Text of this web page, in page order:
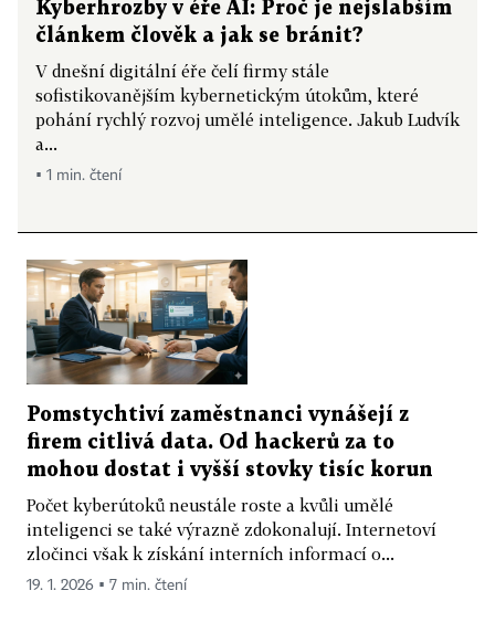
Kyberhrozby v éře AI: Proč je nejslabším
článkem člověk a jak se bránit?
V dnešní digitální éře čelí firmy stále
sofistikovanějším kybernetickým útokům, které
pohání rychlý rozvoj umělé inteligence. Jakub Ludvík
a...
▪ 1 min. čtení
Pomstychtiví zaměstnanci vynášejí z
firem citlivá data. Od hackerů za to
mohou dostat i vyšší stovky tisíc korun
Počet kyberútoků neustále roste a kvůli umělé
inteligenci se také výrazně zdokonalují. Internetoví
zločinci však k získání interních informací o...
19. 1. 2026 ▪ 7 min. čtení